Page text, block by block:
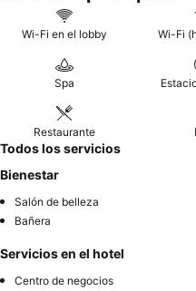
Wi-Fi en el lobby Wi-Fi
Spa
Restaurante
Todos los servicios
Bienestar
Salón de belleza
Bañera
Servicios en el hotel
Centro de negocios